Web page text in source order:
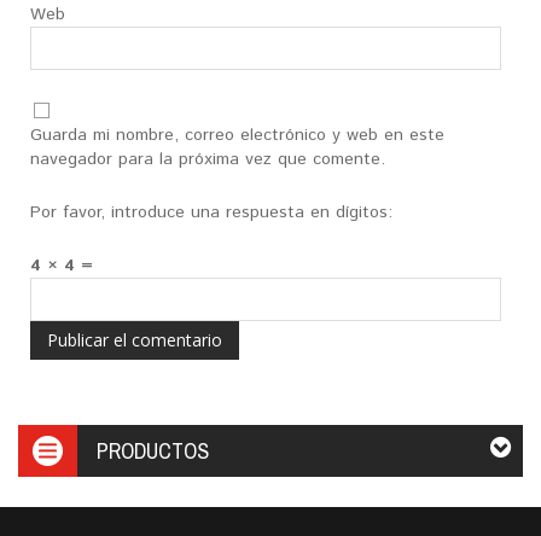
Web
Guarda mi nombre, correo electrónico y web en este
navegador para la próxima vez que comente.
Por favor, introduce una respuesta en dígitos:
4 × 4 =
PRODUCTOS